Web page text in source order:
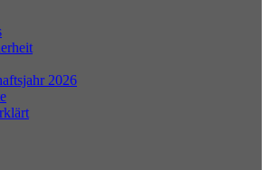
2026